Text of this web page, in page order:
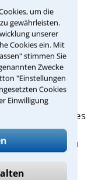
um die
gewährleisten.
unserer
Cookies ein. Mit
stimmen Sie
Zwecke
"Einstellungen
Cookies
Einwilligung
mit Ihrem
ersten
Absatz 2 RVG
Tätigkeiten des
also
zu
Anwalt diese